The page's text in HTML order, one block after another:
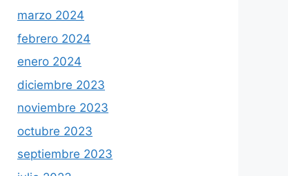
marzo 2024
febrero 2024
enero 2024
diciembre 2023
noviembre 2023
octubre 2023
septiembre 2023